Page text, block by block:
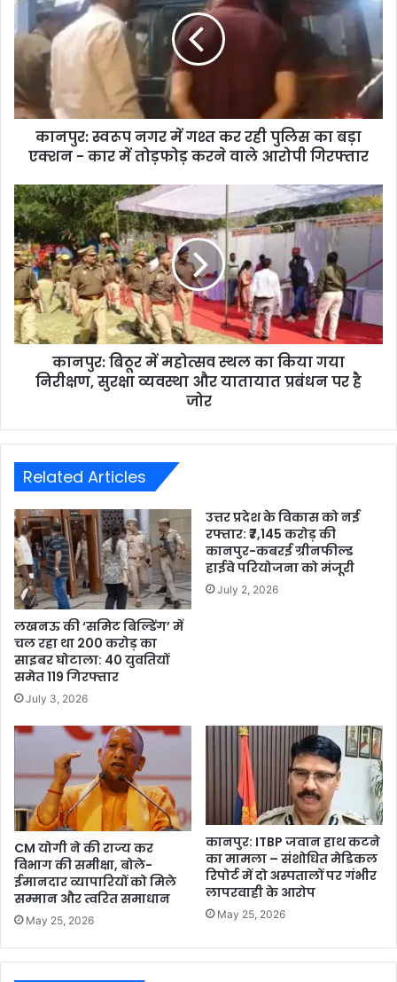
कानपुर: स्वरूप नगर में गश्त कर रही पुलिस का बड़ा
एक्शन - कार में तोड़फोड़ करने वाले आरोपी गिरफ्तार
कानपुर: बिठूर में महोत्सव स्थल का किया गया
निरीक्षण, सुरक्षा व्यवस्था और यातायात प्रबंधन पर है
जोर
Related Articles
लखनऊ की ‘समिट बिल्डिंग’ में
चल रहा था 200 करोड़ का
साइबर घोटाला: 40 युवतियों
समेत 119 गिरफ्तार
July 3, 2026
उत्तर प्रदेश के विकास को नई
रफ्तार: ₹7,145 करोड़ की
कानपुर-कबरई ग्रीनफील्ड
हाईवे परियोजना को मंजूरी
July 2, 2026
CM योगी ने की राज्य कर
विभाग की समीक्षा, बोले-
ईमानदार व्यापारियों को मिले
सम्मान और त्वरित समाधान
May 25, 2026
कानपुर: ITBP जवान हाथ कटने
का मामला – संशोधित मेडिकल
रिपोर्ट में दो अस्पतालों पर गंभीर
लापरवाही के आरोप
May 25, 2026